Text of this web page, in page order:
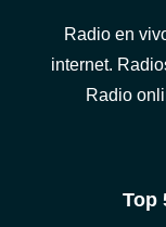
Radio en
internet.
Radio
Top